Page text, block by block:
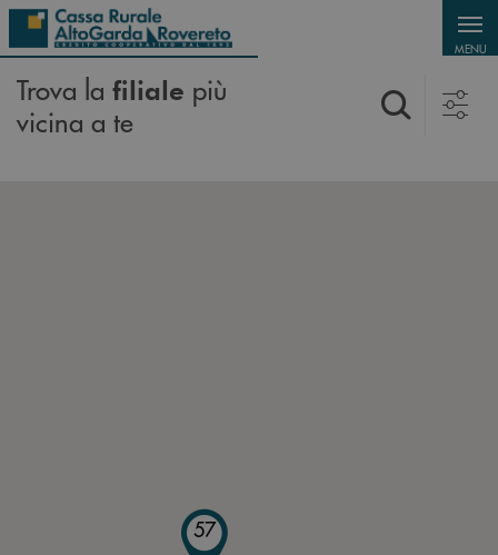
Salta al contenuto principale
MENU
Trova la filiale più
vicina a te
57